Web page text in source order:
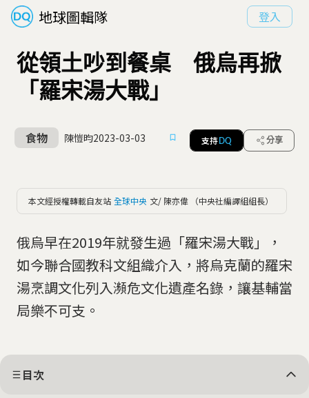
地球圖輯隊 登入
從領土吵到餐桌 俄烏再掀
「羅宋湯大戰」
食物 陳愷昀2023-03-03 支持 DQ 分享
本文經授權轉載自友站 全球中央 文/ 陳亦偉 （中央社編譯組組長）
俄烏早在2019年就發生過「羅宋湯大戰」，
如今聯合國教科文組織介入，將烏克蘭的羅宋
湯烹調文化列入瀕危文化遺產名錄，讓基輔當
局樂不可支。
目次